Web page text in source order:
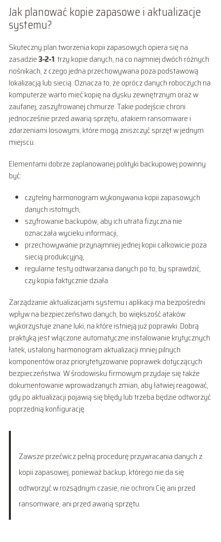
Jak planować kopie zapasowe i aktualizacje
systemu?
Skuteczny plan tworzenia kopii zapasowych opiera się na
zasadzie3‑2‑1: trzy kopie danych, na co najmniej dwóch różnych
nośnikach, z czego jedna przechowywana poza podstawową
lokalizacją lub siecią. Oznacza to, że oprócz danych roboczych na
komputerze warto mieć kopię na dysku zewnętrznym oraz w
zaufanej, zaszyfrowanej chmurze. Takie podejście chroni
jednocześnie przed awarią sprzętu, atakiem ransomware i
zdarzeniami losowymi, które mogą zniszczyć sprzęt w jednym
miejscu.
Elementami dobrze zaplanowanej polityki backupowej powinny
być:
czytelny harmonogram wykonywania kopii zapasowych
danych istotnych,
szyfrowanie backupów, aby ich utrata fizyczna nie
oznaczała wycieku informacji,
przechowywanie przynajmniej jednej kopii całkowicie poza
siecią produkcyjną,
regularne testy odtwarzania danych po to, by sprawdzić,
czy kopia faktycznie działa.
Zarządzanie aktualizacjami systemu i aplikacji ma bezpośredni
wpływ na bezpieczeństwo danych, bo większość ataków
wykorzystuje znane luki, na które istnieją już poprawki. Dobrą
praktyką jest włączone automatyczne instalowanie krytycznych
łatek, ustalony harmonogram aktualizacji mniej pilnych
komponentów oraz priorytetyzowanie poprawek dotyczących
bezpieczeństwa. W środowisku firmowym przydaje się także
dokumentowanie wprowadzanych zmian, aby łatwiej reagować,
gdy po aktualizacji pojawią się błędy lub trzeba będzie odtworzyć
poprzednią konfigurację.
Zawsze przećwicz pełną procedurę przywracania danych z
kopii zapasowej, ponieważ backup, którego nie da się
odtworzyć w rozsądnym czasie, nie ochroni Cię ani przed
ransomware, ani przed awarią sprzętu.